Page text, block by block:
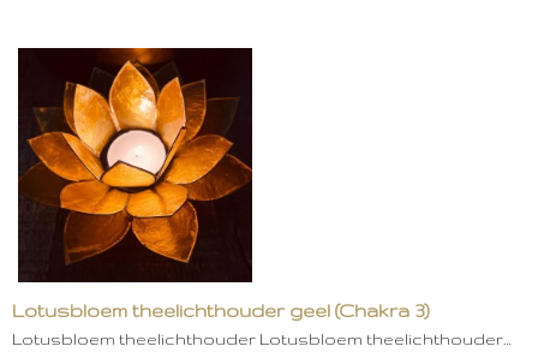
Lotusbloem theelichthouder geel (Chakra 3)
Lotusbloem theelichthouder Lotusbloem theelichthouder…